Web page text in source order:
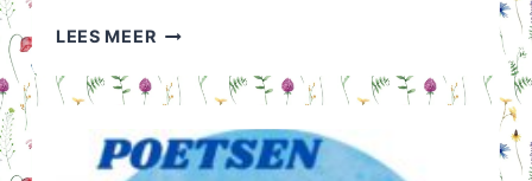
LEES MEERSTOKBROOD
OP
VUUR:
BROOD